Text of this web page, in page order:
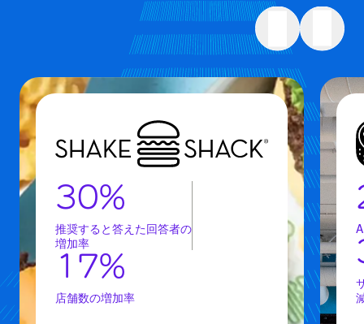
30%
推奨すると答えた回答者の
増加率
17%
店舗数の増加率